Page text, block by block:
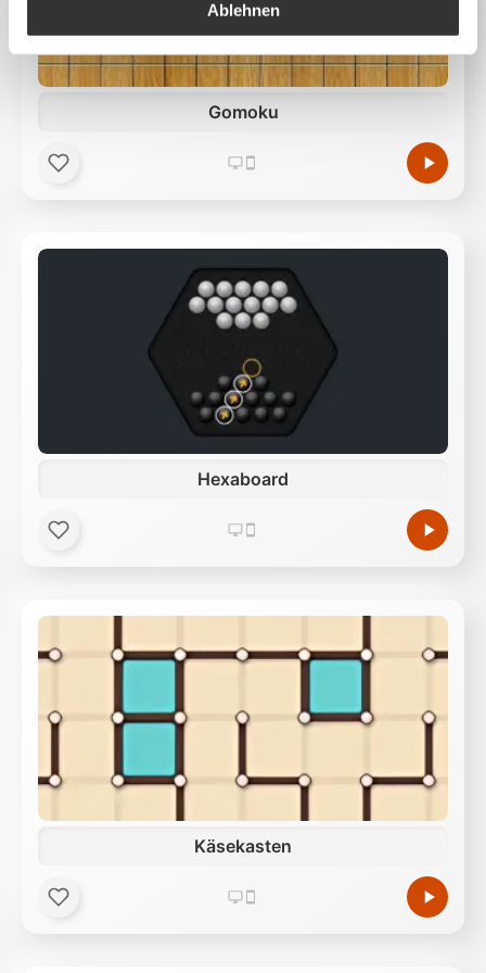
auszuliefern, Werbung zu personalisieren,
Funktionen für soziale Medien anbieten zu können
und die Zugriffe auf unsere Website zu analysieren.
Außerdem geben wir Informationen zu Ihrer
Verwendung unserer Website an unsere Partner für
Unsere Partner führen diese Informationen
Ablehnen
Gomoku
Hexaboard
Käsekasten